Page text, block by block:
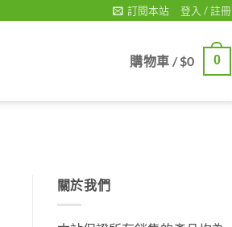
訂閱本站 登入 / 註冊
購物車 /$0 0
關於我們